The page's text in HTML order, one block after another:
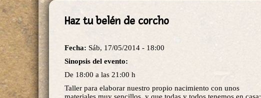
Haz tu belén de corcho
Fecha: Sáb, 17/05/2014 - 18:00
Sinopsis del evento:
De 18:00 a las 21:00 h
Taller para elaborar nuestro propio nacimiento con unos